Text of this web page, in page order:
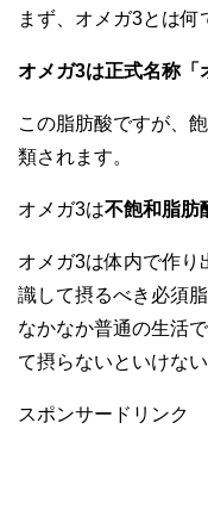
まず、オメガ3とは何
オメガ3は正式名称「
この脂肪酸ですが、
類されます。
オメガ3は不飽和脂肪
オメガ3は体内で作り
識して摂るべき必須
なかなか普通の生活
て摂らないといけない
スポンサードリンク